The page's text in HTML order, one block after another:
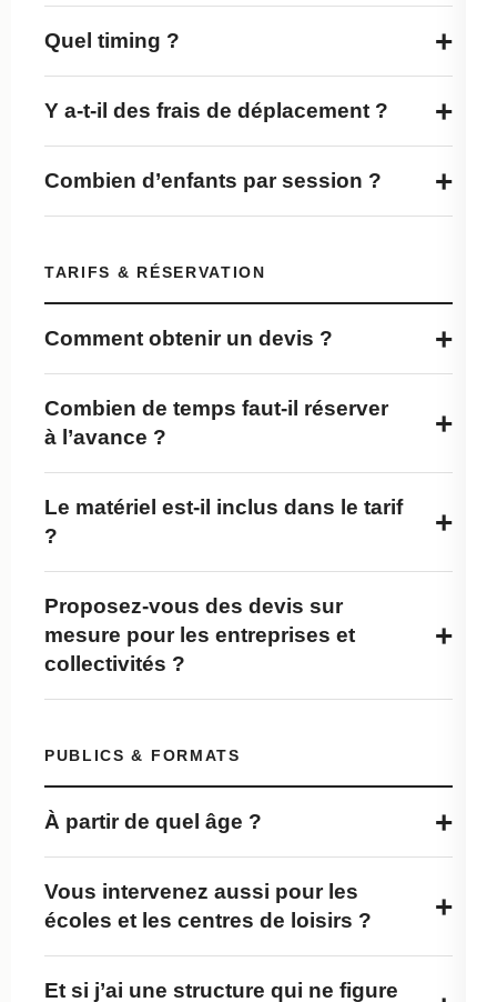
Quel timing ? +
Y a-t-il des frais de déplacement ? +
Combien d’enfants par session ? +
TARIFS & RÉSERVATION
Comment obtenir un devis ? +
Combien de temps faut-il réserver
à l’avance ?
+
Le matériel est-il inclus dans le tarif
?
+
Proposez-vous des devis sur
mesure pour les entreprises et
collectivités ?
+
PUBLICS & FORMATS
À partir de quel âge ? +
Vous intervenez aussi pour les
écoles et les centres de loisirs ?
+
Et si j’ai une structure qui ne figure